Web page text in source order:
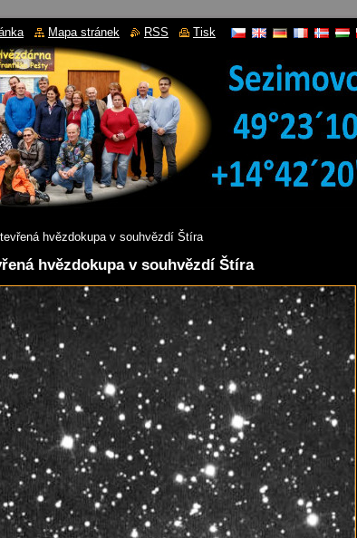
hvězdokupa v souhvězdí Štíra
hvězdokupa v souhvězdí Štíra
Mapa stránek RSS Tisk